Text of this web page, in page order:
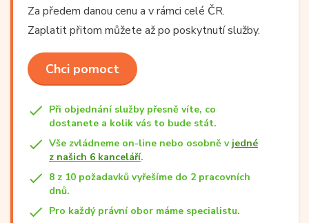
Za předem danou cenu a v rámci celé ČR.
Zaplatit přitom můžete až po poskytnutí služby.
Chci pomoct
Při objednání služby přesně víte, co
dostanete a kolik vás to bude stát.
Vše zvládneme on-line nebo osobně v jedné
z našich 6 kanceláří.
8 z 10 požadavků vyřešíme do 2 pracovních
dnů.
Pro každý právní obor máme specialistu.